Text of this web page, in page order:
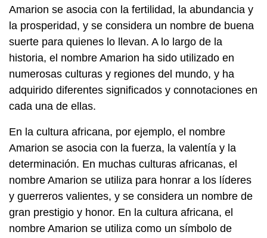
Amarion se asocia con la fertilidad, la abundancia y
la prosperidad, y se considera un nombre de buena
suerte para quienes lo llevan. A lo largo de la
historia, el nombre Amarion ha sido utilizado en
numerosas culturas y regiones del mundo, y ha
adquirido diferentes significados y connotaciones en
cada una de ellas.
En la cultura africana, por ejemplo, el nombre
Amarion se asocia con la fuerza, la valentía y la
determinación. En muchas culturas africanas, el
nombre Amarion se utiliza para honrar a los líderes
y guerreros valientes, y se considera un nombre de
gran prestigio y honor. En la cultura africana, el
nombre Amarion se utiliza como un símbolo de